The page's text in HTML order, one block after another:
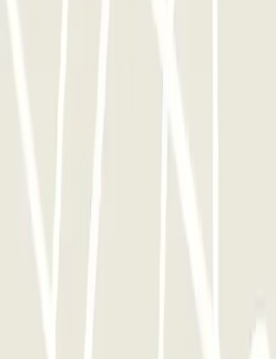
de telephone qui ne redirige vers
pas